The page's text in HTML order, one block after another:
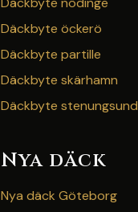
Däckbyte öckerö
Däckbyte partille
Däckbyte skärhamn
Däckbyte stenungsund
Nya däck
Nya däck Göteborg